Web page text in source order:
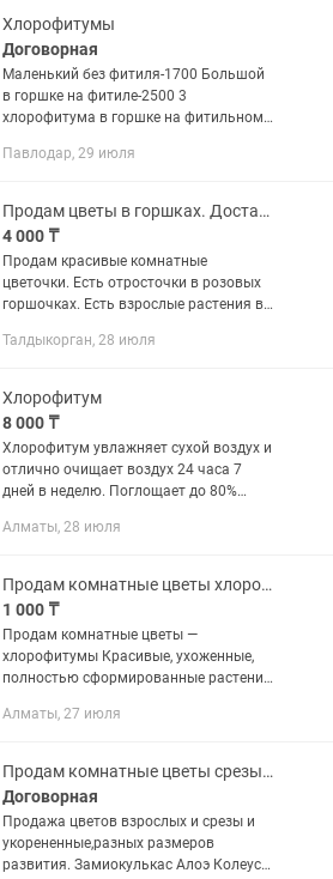
Хлорофитумы
Договорная
Маленький без фитиля-1700 Большой
в горшке на фитиле-2500 3
хлорофитума в горшке на фитильном
Павлодар, 29 июля
Продам цветы в горшках. Доставка
4 000 ₸
Продам красивые комнатные
цветочки. Есть отросточки в розовых
горшочках. Есть взрослые растения в
эпипремнум, фикус каучуконосный,
денежное...
Талдыкорган, 28 июля
Хлорофитум
8 000 ₸
Хлорофитум увлажняет сухой воздух и
отлично очищает воздух 24 часа 7
дней в неделю. Поглощает до 80%
ковров и других бытовых предметов.
Алматы, 28 июля
Продам комнатные цветы хлорофитумы
1 000 ₸
Продам комнатные цветы —
хлорофитумы Красивые, ухоженные,
полностью сформированные растения.
повреждений — сразу украсят
воздух ✔ неприхотлив...
Алматы, 27 июля
Продам комнатные цветы срезы ,выращиваю сама, Алоэ и т.д.
Договорная
Продажа цветов взрослых и срезы и
укорененные,разных размеров
развития. Замиокулькас Алоэ Колеусы